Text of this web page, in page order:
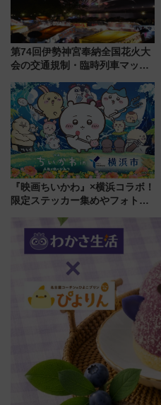
第74回伊勢神宮奉納全国花火大
会の交通規制・臨時列車マッ
セス
『映画ちいかわ』×横浜コラボ！
限定ステッカー集めやフォトス
いを満喫しよう（花火鑑賞会応
募は7/12まで！）